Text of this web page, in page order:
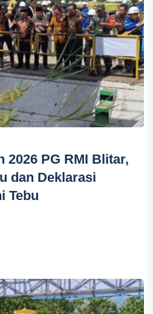
2026 PG RMI Blitar,
dan Deklarasi
Tebu